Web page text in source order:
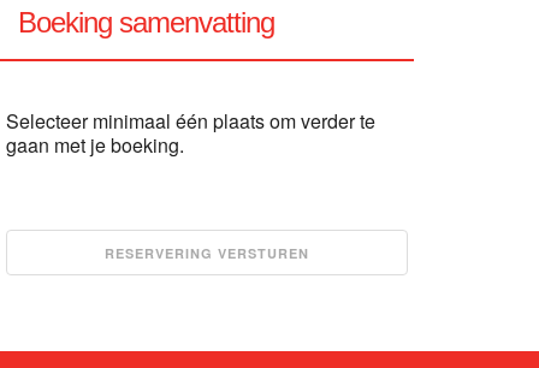
Boeking samenvatting
Selecteer minimaal één plaats om verder te
gaan met je boeking.